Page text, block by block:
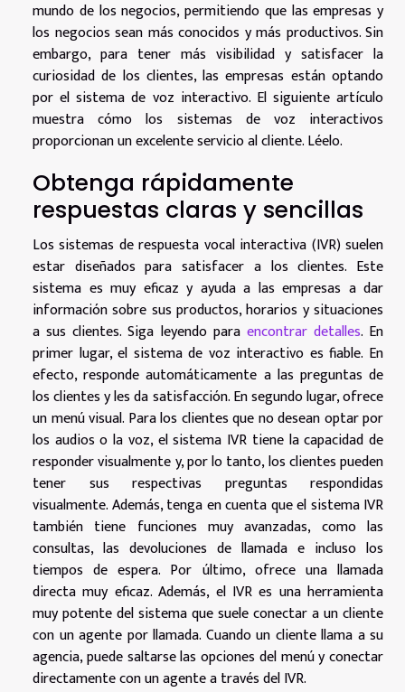
mundo de los negocios, permitiendo que las empresas y
los negocios sean más conocidos y más productivos. Sin
embargo, para tener más visibilidad y satisfacer la
curiosidad de los clientes, las empresas están optando
por el sistema de voz interactivo. El siguiente artículo
muestra cómo los sistemas de voz interactivos
proporcionan un excelente servicio al cliente. Léelo.
Obtenga rápidamente
respuestas claras y sencillas
Los sistemas de respuesta vocal interactiva (IVR) suelen
estar diseñados para satisfacer a los clientes. Este
sistema es muy eficaz y ayuda a las empresas a dar
información sobre sus productos, horarios y situaciones
a sus clientes. Siga leyendo para encontrar detalles. En
primer lugar, el sistema de voz interactivo es fiable. En
efecto, responde automáticamente a las preguntas de
los clientes y les da satisfacción. En segundo lugar, ofrece
un menú visual. Para los clientes que no desean optar por
los audios o la voz, el sistema IVR tiene la capacidad de
responder visualmente y, por lo tanto, los clientes pueden
tener sus respectivas preguntas respondidas
visualmente. Además, tenga en cuenta que el sistema IVR
también tiene funciones muy avanzadas, como las
consultas, las devoluciones de llamada e incluso los
tiempos de espera. Por último, ofrece una llamada
directa muy eficaz. Además, el IVR es una herramienta
muy potente del sistema que suele conectar a un cliente
con un agente por llamada. Cuando un cliente llama a su
agencia, puede saltarse las opciones del menú y conectar
directamente con un agente a través del IVR.